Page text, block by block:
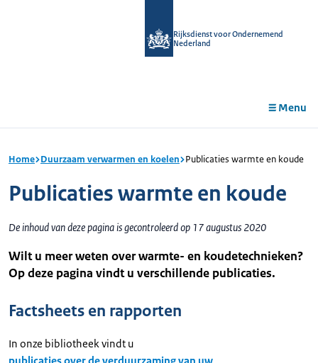
Rijksdienst voor Ondernemend
Nederland
Menu
Home Duurzaam verwarmen en koelen Publicaties warmte en koude
Publicaties warmte en koude
De inhoud van deze pagina is gecontroleerd op 17 augustus 2020
Wilt u meer weten over warmte- en koudetechnieken?
Op deze pagina vindt u verschillende publicaties.
Factsheets en rapporten
In onze bibliotheek vindt u